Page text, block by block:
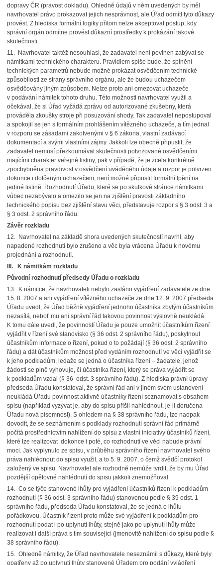
dopravy ČR (pravost dokladu). Ohledně údajů v něm uvedených by měl
navrhovatel právo prokazovat jejich nesprávnost, ale Úřad odmítl tyto důkazy
provést. Z hlediska formální logiky přitom nelze akceptovat postup, kdy
správní orgán odmítne provést důkazní prostředky k prokázání takové
skutečnosti.
11. Navrhovatel taktéž nesouhlasí, že zadavatel není povinen zabývat se
námitkami technického charakteru. Pravidlem spíše bude, že splnění
technických parametrů nebude možné prokázat osvědčením technické
způsobilosti ze strany správního orgánu, ale že budou uchazečem
osvědčovány jiným způsobem. Nelze proto ani omezovat uchazeče
v podávání námitek tohoto druhu. Této možnosti navrhovatel využil a
očekával, že si Úřad vyžádá zprávu od autorizované zkušebny, která
prováděla zkoušky stroje při posuzování shody. Tak zadavatel nepostupoval
a spokojil se jen s formálním prohlášením vítězného uchazeče, a tím jednal
v rozporu se zásadami zakotvenými v § 6 zákona, vlastní zadávací
dokumentací a svými vlastními zájmy. Jakkoli lze obecně připustit, že
zadavatel nemusí přezkoumávat skutečnosti potvrzované osvědčeními
majícími charakter veřejné listiny, pak v případě, že je zcela konkrétně
zpochybněna pravdivost v osvědčení uváděného údaje a rozpor je potvrzen
dokonce i dotčeným uchazečem, není možné připustit formální lpění na
jediné listině. Rozhodnutí Úřadu, které se po skutkové stránce námitkami
vůbec nezabývalo a omezilo se jen na zjištění pravosti základního
technického popisu bez zjištění stavu věci, představuje rozpor s § 3 odst. 3 a
§ 3 odst. 2 správního řádu.
Závěr rozkladu
12. Navrhovatel na základě shora uvedených skutečností navrhl, aby
napadené rozhodnutí bylo zrušeno a věc byla vrácena Úřadu k novému
projednání a rozhodnutí.
III. K námitkám rozkladu
Původní rozhodnutí předsedy Úřadu o rozkladu
13. K námitce, že navrhovateli nebylo zasláno vyjádření zadavatele ze dne
15. 8. 2007 a ani vyjádření vítězného uchazeče ze dne 12. 9. 2007 předseda
Úřadu uvedl, že Úřad běžně vyjádření jednoho účastníka zbylým účastníkům
nezasílá, neboť mu ani správní řád takovou povinnost výslovně neukládá.
K tomu dále uvedl, že povinností Úřadu je pouze umožnit účastníkům řízení
vyjádřit v řízení své stanovisko (§ 36 odst. 2 správního řádu), poskytnout
účastníkům informace o řízení, pokud o to požádají (§ 36 odst. 2 správního
řádu) a dát účastníkům možnost před vydáním rozhodnutí ve věci vyjádřit se
k jeho podkladům, ledaže se jedná o účastníka řízení – žadatele, jehož
žádosti se plně vyhovuje, či účastníka řízení, který se práva vyjádřit se
k podkladům vzdal (§ 36 odst. 3 správního řádu). Z hlediska právní úpravy
předseda Úřadu konstatoval, že správní řád ani v jiném svém ustanovení
neukládá Úřadu povinnost aktivně účastníky řízení seznamovat s obsahem
spisu (například vyzývat je, aby do spisu přišli nahlédnout, je-li doručena
Úřadu nová písemnost). S ohledem na § 38 správního řádu, lze naopak
dovodit, že se seznámením s podklady rozhodnutí správní řád primárně
počítá prostřednictvím nahlížení do spisu z vlastní iniciativy účastníků řízení,
které lze realizovat dokonce i poté, co rozhodnutí ve věci nabude právní
moci. Jak vyplynulo ze spisu, v průběhu správního řízení navrhovatel svého
práva nahlédnout do spisu využil, a to 5. 9. 2007, o čemž svědčí protokol
založený ve spisu. Navrhovatel ale rozhodně nemůže tvrdit, že by mu Úřad
pozdější opětovné nahlédnutí do spisu jakkoli znemožňoval.
14. Co se týče stanovené lhůty pro vyjádření účastníků řízení k podkladům
rozhodnutí (§ 36 odst. 3 správního řádu) stanovenou podle § 39 odst. 1
správního řádu, předseda Úřadu konstatoval, že se jedná o lhůtu
pořádkovou. Účastník řízení proto může své vyjádření k podkladům pro
rozhodnutí podat i po uplynutí lhůty, stejně jako po uplynutí lhůty může
realizovat i další práva s tím související (jmenovitě nahlížení do spisu podle §
38 správního řádu).
15. Ohledně námitky, že Úřad navrhovatele neseznámil s důkazy, které byly
opatřeny až po uplynutí lhůty stanovené Úřadem pro podání vyjádření